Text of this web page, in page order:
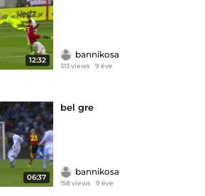
12:32
bannikosa
313 views 9 éve
06:37
bel gre
bannikosa
158 views 9 éve